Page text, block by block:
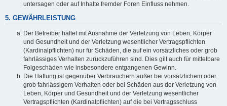
untersagen oder auf Inhalte fremder Foren Einfluss nehmen.
5. GEWÄHRLEISTUNG
Der Betreiber haftet mit Ausnahme der Verletzung von Leben, Körper
und Gesundheit und der Verletzung wesentlicher Vertragspflichten
(Kardinalpflichten) nur für Schäden, die auf ein vorsätzliches oder grob
fahrlässiges Verhalten zurückzuführen sind. Dies gilt auch für mittelbare
Folgeschäden wie insbesondere entgangenen Gewinn.
Die Haftung ist gegenüber Verbrauchern außer bei vorsätzlichem oder
grob fahrlässigem Verhalten oder bei Schäden aus der Verletzung von
Leben, Körper und Gesundheit und der Verletzung wesentlicher
Vertragspflichten (Kardinalpflichten) auf die bei Vertragsschluss